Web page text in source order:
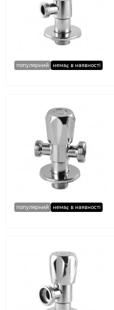
популярний немає в наявності
популярний немає в наявності